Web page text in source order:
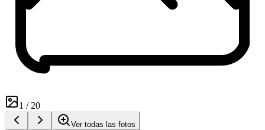
1 /20
Ver todas las fotos